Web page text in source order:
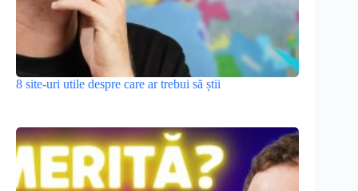
8 site-uri utile despre care ar trebui să știi